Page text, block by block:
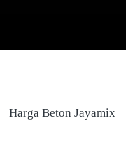
Harga Beton Jayamix